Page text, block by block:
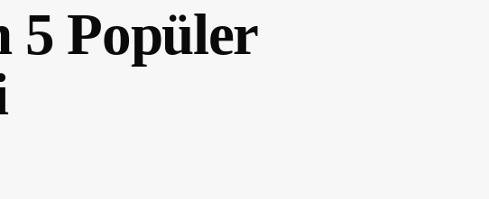
5 Popüler